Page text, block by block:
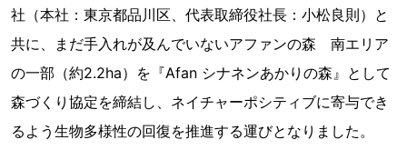
社（本社：東京都品川区、代表取締役社長：小松良則）と
共に、まだ手入れが及んでいないアファンの森 南エリア
の一部（約2.2ha）を『Afan シナネンあかりの森』として
森づくり協定を締結し、ネイチャーポシティブに寄与でき
るよう生物多様性の回復を推進する運びとなりました。